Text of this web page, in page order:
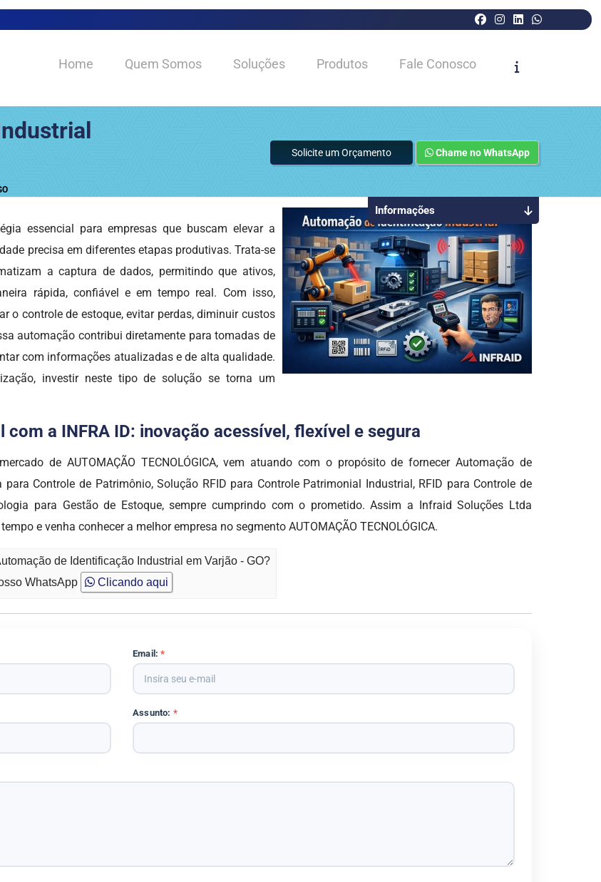
Home Quem Somos Soluções Produtos Fale Conosco
Solicite um Orçamento Chame no WhatsApp
essencial para empresas que buscam elevar a
precisa em diferentes etapas produtivas. Trata-se
a captura de dados, permitindo que ativos,
rápida, confiável e em tempo real. Com isso,
o controle de estoque, evitar perdas, diminuir custos
automação contribui diretamente para tomadas de
com informações atualizadas e de alta qualidade.
investir neste tipo de solução se torna um
a INFRA ID: inovação acessível, flexível e segura
de AUTOMAÇÃO TECNOLÓGICA, vem atuando com o propósito de fornecer Automação de
Controle de Patrimônio, Solução RFID para Controle Patrimonial Industrial, RFID para Controle de
para Gestão de Estoque, sempre cumprindo com o prometido. Assim a Infraid Soluções Ltda
e venha conhecer a melhor empresa no segmento AUTOMAÇÃO TECNOLÓGICA.
de Identificação Industrial em Varjão - GO?
WhatsApp Clicando aqui
Email:*
Assunto: *
Informações